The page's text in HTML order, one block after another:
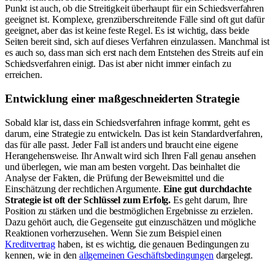
Punkt ist auch, ob die Streitigkeit überhaupt für ein Schiedsverfahren
geeignet ist. Komplexe, grenzüberschreitende Fälle sind oft gut dafür
geeignet, aber das ist keine feste Regel. Es ist wichtig, dass beide
Seiten bereit sind, sich auf dieses Verfahren einzulassen. Manchmal ist
es auch so, dass man sich erst nach dem Entstehen des Streits auf ein
Schiedsverfahren einigt. Das ist aber nicht immer einfach zu
erreichen.
Entwicklung einer maßgeschneiderten Strategie
Sobald klar ist, dass ein Schiedsverfahren infrage kommt, geht es
darum, eine Strategie zu entwickeln. Das ist kein Standardverfahren,
das für alle passt. Jeder Fall ist anders und braucht eine eigene
Herangehensweise. Ihr Anwalt wird sich Ihren Fall genau ansehen
und überlegen, wie man am besten vorgeht. Das beinhaltet die
Analyse der Fakten, die Prüfung der Beweismittel und die
Einschätzung der rechtlichen Argumente. Eine gut durchdachte
Strategie ist oft der Schlüssel zum Erfolg. Es geht darum, Ihre
Position zu stärken und die bestmöglichen Ergebnisse zu erzielen.
Dazu gehört auch, die Gegenseite gut einzuschätzen und mögliche
Reaktionen vorherzusehen. Wenn Sie zum Beispiel einen
Kreditvertraghaben, ist es wichtig, die genauen Bedingungen zu
kennen, wie in den allgemeinen Geschäftsbedingungen dargelegt.